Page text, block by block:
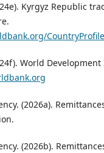
Kyrgyz Republic
World
(2026a).
(2026b).